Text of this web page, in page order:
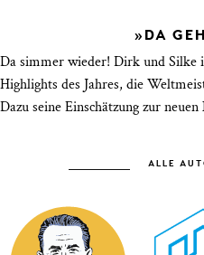
»DA
Da simmer wieder! Dirk und Silke
Highlights des Jahres, die
Dazu seine Einschätzung zur
ALLE